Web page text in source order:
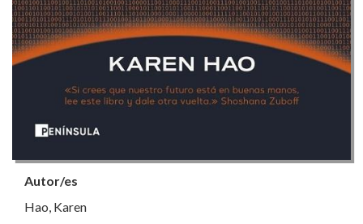
Autor/es
Hao, Karen